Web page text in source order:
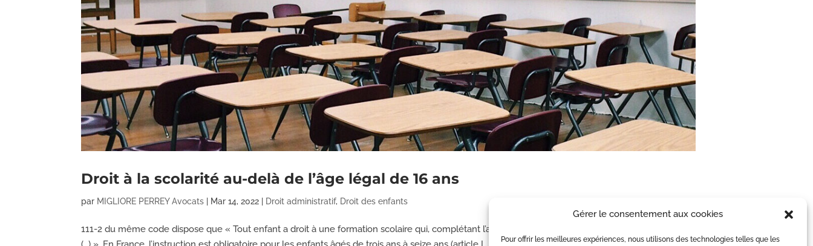
Gérer le consentement aux cookies
Pour offrir les meilleures expériences, nous utilisons des technologies telles que les
Droit à la scolarité au-delà de l’âge légal de 16 ans
par MIGLIORE PERREY Avocats Mar 14, 2022 Droit administratif, Droit des enfants
111-2 du même code dispose que « Tout enfant a droit à une formation scolaire qui, complétant l’action de sa famille, concourt à son éducation